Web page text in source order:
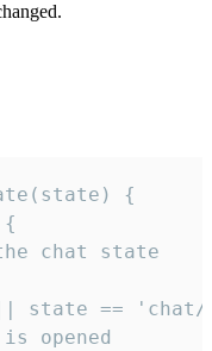
{
chat state
state ==
opened